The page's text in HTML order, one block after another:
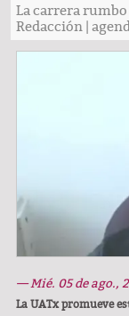
La carrera rumbo
Redacción
— Mié. 05 de ago.,
La UATx promueve